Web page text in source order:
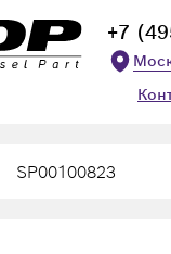
+7